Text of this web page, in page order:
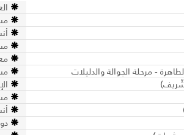
- مرحلة الجوالة والدليلات